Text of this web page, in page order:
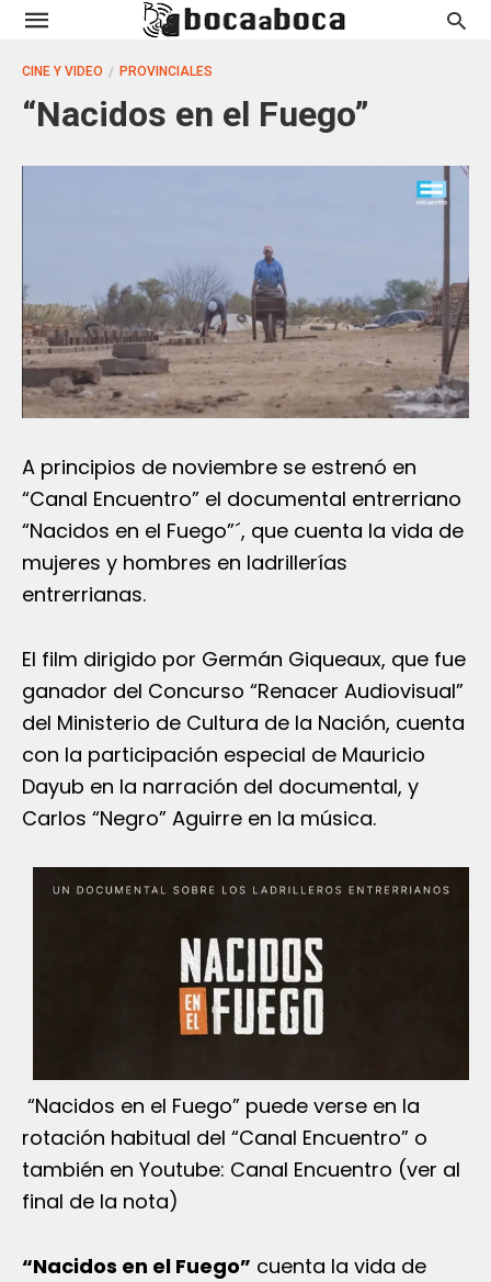
CINE Y VIDEO PROVINCIALES
“Nacidos en el Fuego”
A principios de noviembre se estrenó en
“Canal Encuentro” el documental entrerriano
“Nacidos en el Fuego”´, que cuenta la vida de
mujeres y hombres en ladrillerías
entrerrianas.
El film dirigido por Germán Giqueaux, que fue
ganador del Concurso “Renacer Audiovisual”
del Ministerio de Cultura de la Nación, cuenta
con la participación especial de Mauricio
Dayub en la narración del documental, y
Carlos “Negro” Aguirre en la música.
“Nacidos en el Fuego” puede verse en la
rotación habitual del “Canal Encuentro” o
también en Youtube: Canal Encuentro (ver al
final de la nota)
“Nacidos en el Fuego” cuenta la vida de